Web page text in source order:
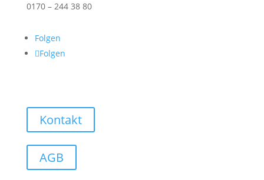
0170 – 244 38 80
Folgen
Folgen
Kontakt
AGB